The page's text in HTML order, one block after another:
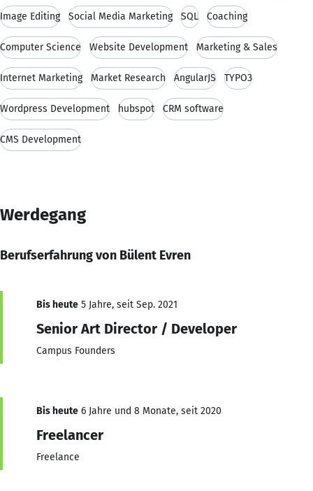
Image Editing Social Media Marketing SQL Coaching
Computer Science Website Development Marketing & Sales
Internet Marketing Market Research AngularJS TYPO3
Wordpress Development hubspot CRM software
CMS Development
Werdegang
Berufserfahrung von Bülent Evren
Bis heute 5 Jahre, seit Sep. 2021
Senior Art Director / Developer
Campus Founders
Bis heute 6 Jahre und 8 Monate, seit 2020
Freelancer
Freelance